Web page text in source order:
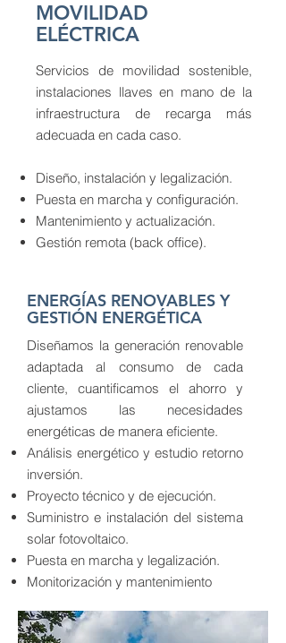
MOVILIDAD
ELÉCTRICA
Servicios de movilidad sostenible,
instalaciones llaves en mano de la
infraestructura de recarga más
adecuada en cada caso.
Diseño, instalación y legalización.
Puesta en marcha y configuración.
Mantenimiento y actualización.
Gestión remota (back office).
ENERGÍAS RENOVABLES Y
GESTIÓN ENERGÉTICA
Diseñamos la generación renovable
adaptada al consumo de cada
cliente, cuantificamos el ahorro y
ajustamos las necesidades
energéticas de manera eficiente.
Análisis energético y estudio retorno
inversión.
Proyecto técnico y de ejecución.
Suministro e instalación del sistema
solar fotovoltaico.
Puesta en marcha y legalización.
Monitorización y mantenimiento